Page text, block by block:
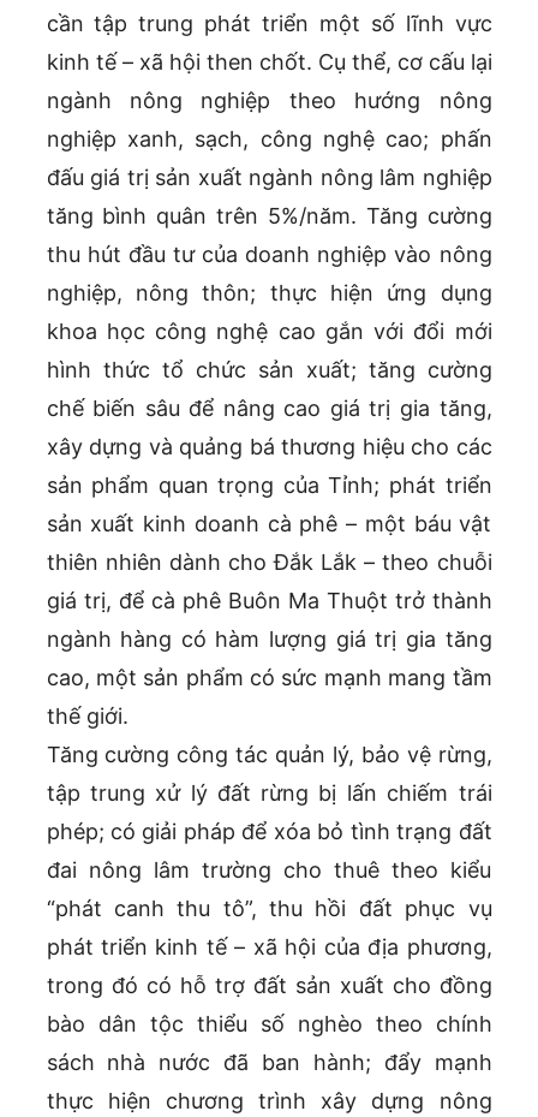
cần tập trung phát triển một số lĩnh vực
kinh tế – xã hội then chốt. Cụ thể, cơ cấu lại
ngành nông nghiệp theo hướng nông
nghiệp xanh, sạch, công nghệ cao; phấn
đấu giá trị sản xuất ngành nông lâm nghiệp
tăng bình quân trên 5%/năm. Tăng cường
thu hút đầu tư của doanh nghiệp vào nông
nghiệp, nông thôn; thực hiện ứng dụng
khoa học công nghệ cao gắn với đổi mới
hình thức tổ chức sản xuất; tăng cường
chế biến sâu để nâng cao giá trị gia tăng,
xây dựng và quảng bá thương hiệu cho các
sản phẩm quan trọng của Tỉnh; phát triển
sản xuất kinh doanh cà phê – một báu vật
thiên nhiên dành cho Đắk Lắk – theo chuỗi
giá trị, để cà phê Buôn Ma Thuột trở thành
ngành hàng có hàm lượng giá trị gia tăng
cao, một sản phẩm có sức mạnh mang tầm
thế giới.
Tăng cường công tác quản lý, bảo vệ rừng,
tập trung xử lý đất rừng bị lấn chiếm trái
phép; có giải pháp để xóa bỏ tình trạng đất
đai nông lâm trường cho thuê theo kiểu
“phát canh thu tô”, thu hồi đất phục vụ
phát triển kinh tế – xã hội của địa phương,
trong đó có hỗ trợ đất sản xuất cho đồng
bào dân tộc thiểu số nghèo theo chính
sách nhà nước đã ban hành; đẩy mạnh
thực hiện chương trình xây dựng nông